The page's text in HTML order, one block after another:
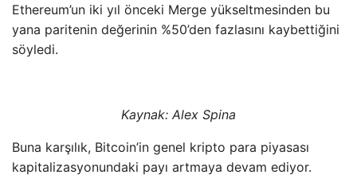
Ethereum’un iki yıl önceki Merge yükseltmesinden bu
yana paritenin değerinin %50’den fazlasını kaybettiğini
söyledi.
Kaynak: Alex Spina
Buna karşılık, Bitcoin’in genel kripto para piyasası
kapitalizasyonundaki payı artmaya devam ediyor.